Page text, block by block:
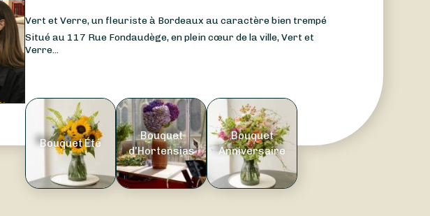
Vert et Verre, un fleuriste à Bordeaux au caractère bien trempé
Situé au 117 Rue Fondaudège, en plein cœur de la ville, Vert et
Verre...
Bouquet Été
Bouquet
d'Hortensias
Bouquet
Anniversaire